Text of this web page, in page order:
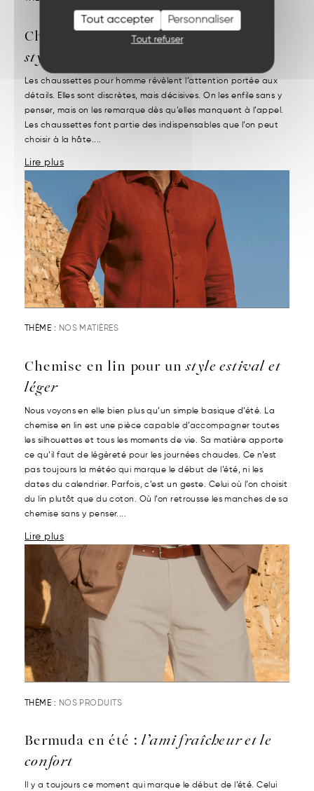
Tout accepter
Tout refuser
Personnaliser
Chaussettes pour homme :confort,
style et durabilité
Les chaussettes pour homme révèlent l’attention portée aux
détails. Elles sont discrètes, mais décisives. On les enfile sans y
penser, mais on les remarque dès qu’elles manquent à l’appel.
Les chaussettes font partie des indispensables que l’on peut
choisir à la hâte....
Lire plus
THÈME : NOS MATIÈRES
Chemise en lin pour unstyle estival et
léger
Nous voyons en elle bien plus qu’un simple basique d’été. La
chemise en lin est une pièce capable d’accompagner toutes
les silhouettes et tous les moments de vie. Sa matière apporte
ce qu’il faut de légèreté pour les journées chaudes. Ce n’est
pas toujours la météo qui marque le début de l’été, ni les
dates du calendrier. Parfois, c’est un geste. Celui où l’on choisit
du lin plutôt que du coton. Où l’on retrousse les manches de sa
chemise sans y penser....
Lire plus
THÈME : NOS PRODUITS
Bermuda en été :l’ami fraîcheur et le
confort
Il y a toujours ce moment qui marque le début de l’été. Celui